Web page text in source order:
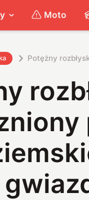
Moto
Potężny